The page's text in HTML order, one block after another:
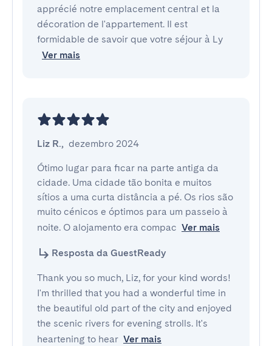
apprécié notre emplacement central et la
décoration de l'appartement. Il est
formidable de savoir que votre séjour à Ly
Ver mais
Liz R., dezembro 2024
Ótimo lugar para ficar na parte antiga da
cidade. Uma cidade tão bonita e muitos
sítios a uma curta distância a pé. Os rios são
muito cénicos e óptimos para um passeio à
noite. O alojamento era compac Ver mais
Resposta da GuestReady
Thank you so much, Liz, for your kind words!
I'm thrilled that you had a wonderful time in
the beautiful old part of the city and enjoyed
the scenic rivers for evening strolls. It's
heartening to hear Ver mais